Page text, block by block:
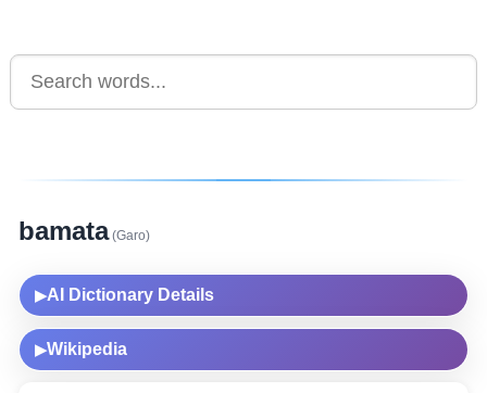
bamata(Garo)
▶AI Dictionary Details
▶Wikipedia